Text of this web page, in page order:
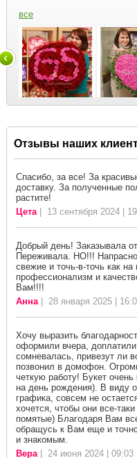
все
Отзывы наших
Спасибо, за все! За
доставку. За полученные
растите!
Цета| 13 сентября 2024 |
Добрый день! Заказывала
Переживала. НО!!!
свежие и точь-в-точь как
профессионализм и
Вам!!!!
Анна| 28 января 2025 |
Хочу выразить
оформили вчера,
сомневалась, привезут ли
позвонил в домофон.
четкую работу! Букет
на день рождения). В виду
графика, совсем не
хочется, чтобы они все-
помятые) Благодаря Вам
обращусь к Вам еще и
и знакомым.
Вера| 24 июня 2024 | 09:03